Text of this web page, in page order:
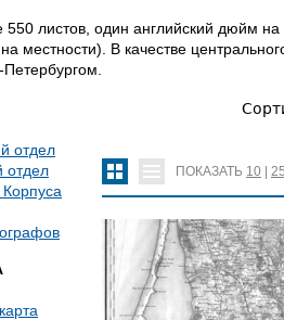
550 листов, один английский дюйм
местности). В качестве
отдел
отдел
ПОКАЗАТЬ 10 |